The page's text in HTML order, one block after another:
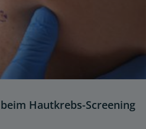
Hautkrebs-Screening